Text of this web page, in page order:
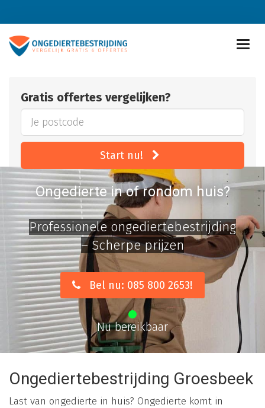
Gratis offertes vergelijken?
Start nu!
Ongedierte in of rondom huis?
Professionele ongediertebestrijding
– Scherpe prijzen
Bel nu: 085 800 2653!
Nu bereikbaar
Ongediertebestrijding Groesbeek
Last van ongedierte in huis? Ongedierte komt in